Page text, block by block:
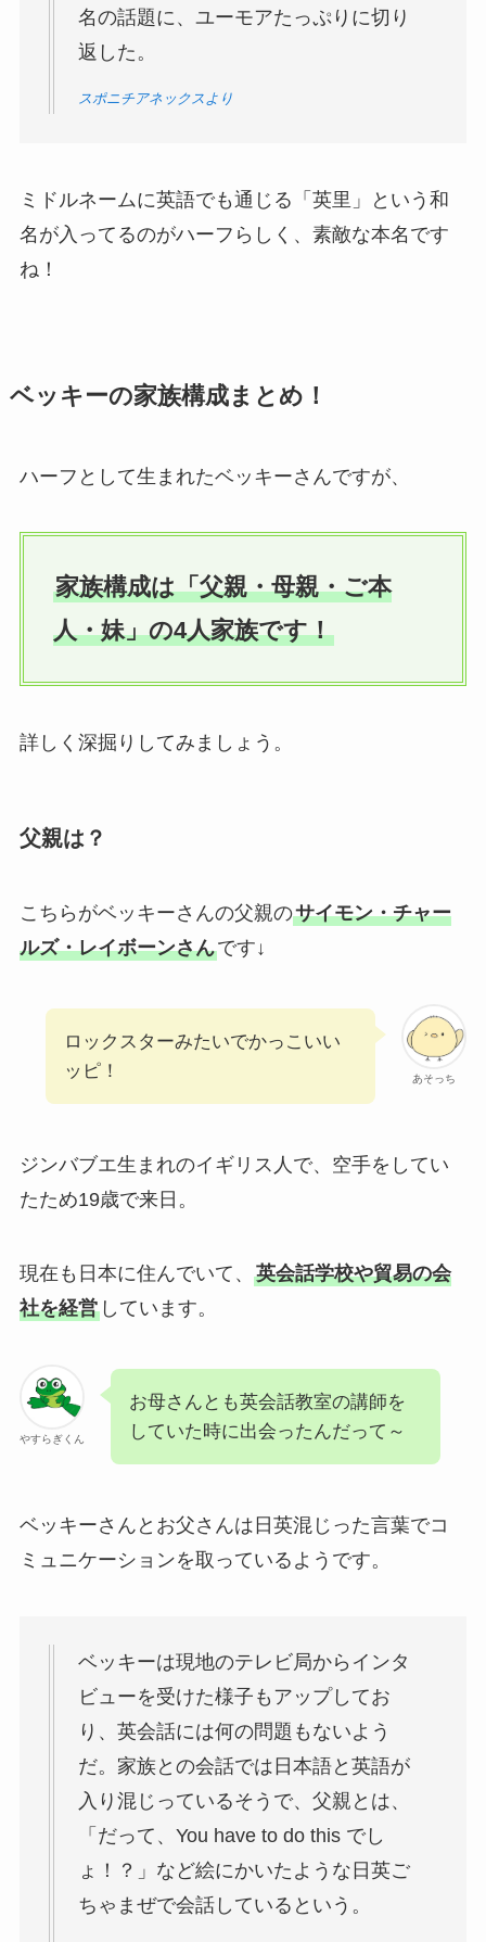
名の話題に、ユーモアたっぷりに切り
返した。
スポニチアネックスより
ミドルネームに英語でも通じる「英里」という和
名が入ってるのがハーフらしく、素敵な本名です
ね！
ベッキーの家族構成まとめ！
ハーフとして生まれたベッキーさんですが、
家族構成は「父親・母親・ご本
人・妹」の4人家族です！
詳しく深掘りしてみましょう。
父親は？
こちらがベッキーさんの父親のサイモン・チャー
ルズ・レイボーンさんです↓
あそっち
ロックスターみたいでかっこいい
ッピ！
ジンバブエ生まれのイギリス人で、空手をしてい
たため19歳で来日。
現在も日本に住んでいて、 英会話学校や貿易の会
社を経営しています。
やすらぎくん
お母さんとも英会話教室の講師を
していた時に出会ったんだって～
ベッキーさんとお父さんは日英混じった言葉でコ
ミュニケーションを取っているようです。
ベッキーは現地のテレビ局からインタ
ビューを受けた様子もアップしてお
り、英会話には何の問題もないよう
だ。家族との会話では日本語と英語が
入り混じっているそうで、父親とは、
「だって、You have to do this でし
ょ！？」など絵にかいたような日英ご
ちゃまぜで会話しているという。